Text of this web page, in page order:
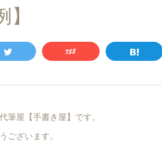
筆屋【手書き屋】です。
ございます。